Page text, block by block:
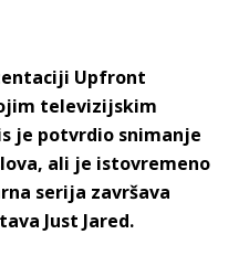
Upfront
televizijskim
je potvrdio snimanje
ali je istovremeno
serija završava
Just Jared.